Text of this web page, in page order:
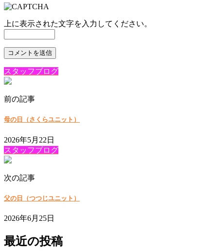
上に表示された文字を入力してください。
スタッフブログ
前の記事
母の日（さくらユニット）
2026年5月22日
スタッフブログ
次の記事
父の日（つつじユニット）
2026年6月25日
最近の投稿